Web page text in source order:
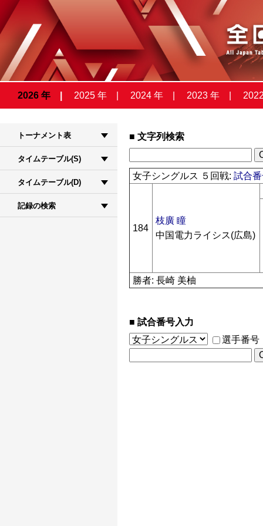
2026 年 2025 年 2024 年 2023 年
トーナメント表
タイムテーブル(S)
タイムテーブル(D)
記録の検索
文字列検索
女子シングルス ５回戦:試合
184
枝廣 瞳
中国電力ライシス(広島)
勝者: 長崎 美柚
試合番号入力
選手番号